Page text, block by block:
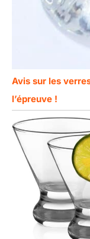
Avis sur les
l’épreuve !